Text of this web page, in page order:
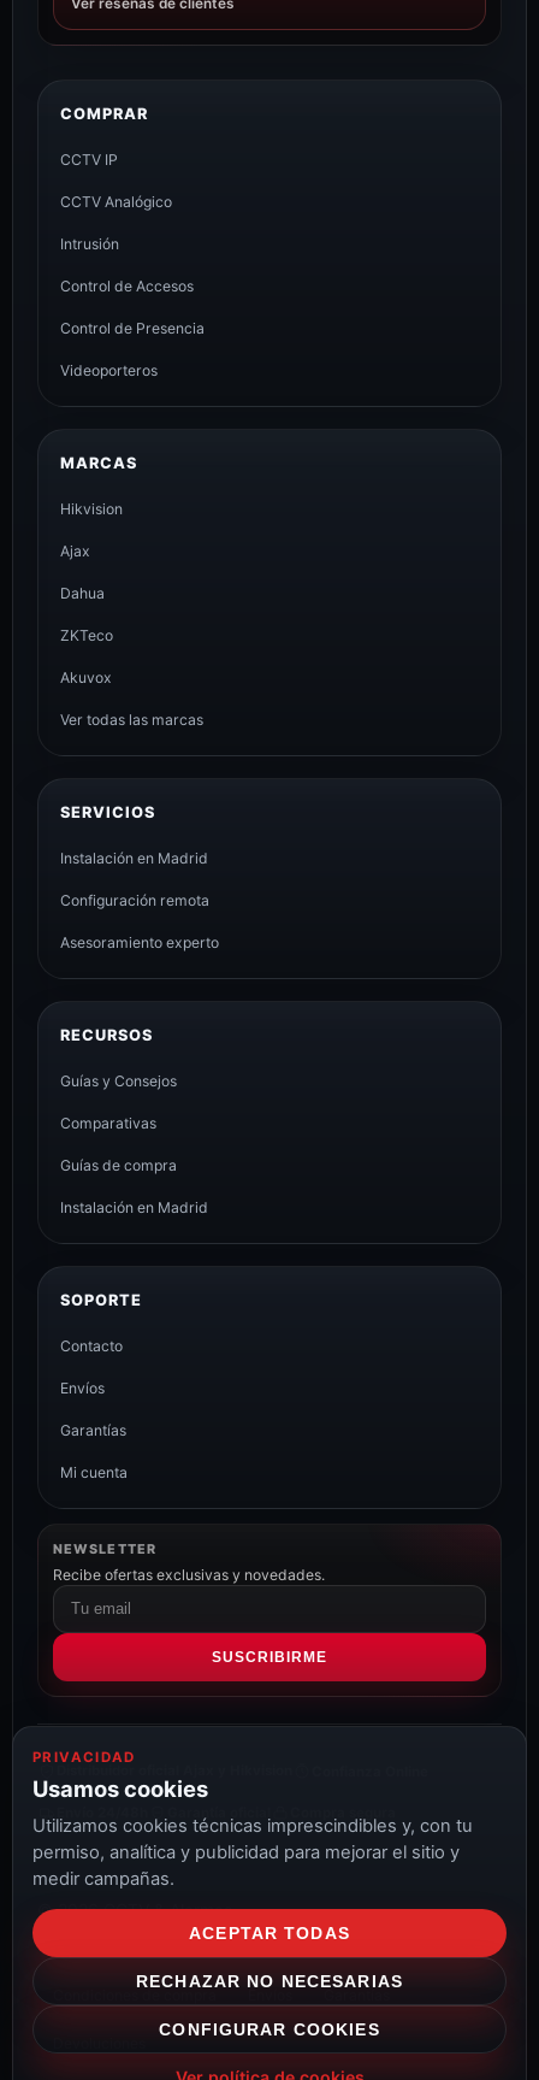
COMPRAR
CCTV IP
CCTV Analógico
Intrusión
Control de Accesos
Control de Presencia
Videoporteros
MARCAS
Hikvision
Ajax
Dahua
ZKTeco
Akuvox
Ver todas las marcas
SERVICIOS
Instalación en Madrid
Configuración remota
Asesoramiento experto
RECURSOS
Guías y Consejos
Comparativas
Guías de compra
Instalación en Madrid
SOPORTE
Contacto
Envíos
Garantías
Mi cuenta
NEWSLETTER
Recibe ofertas exclusivas y novedades.
Correo
electrónico
SUSCRIBIRME
© 2026 CCTV & Alarmas
PRIVACIDAD
Usamos cookies
Utilizamos cookies técnicas imprescindibles y, con tu
permiso, analítica y publicidad para mejorar el sitio y
medir campañas.
ACEPTAR TODAS
RECHAZAR NO NECESARIAS
CONFIGURAR COOKIES